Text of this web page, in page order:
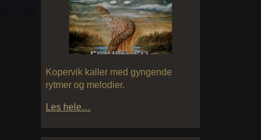
Kopervik kaller med gyngende
rytmer og melodier.
Les hele…